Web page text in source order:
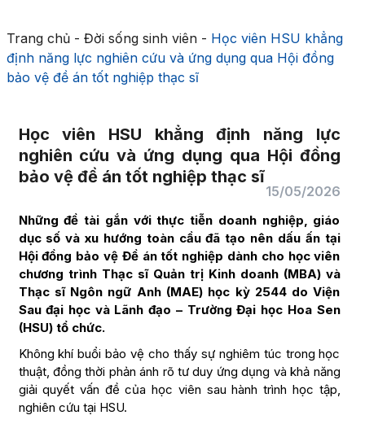
Trang chủ- Đời sống sinh viên- Học viên HSU khẳng
định năng lực nghiên cứu và ứng dụng qua Hội đồng
bảo vệ đề án tốt nghiệp thạc sĩ
Học viên HSU khẳng định năng lực
nghiên cứu và ứng dụng qua Hội đồng
bảo vệ đề án tốt nghiệp thạc sĩ
15/05/2026
Những đề tài gắn với thực tiễn doanh nghiệp, giáo
dục số và xu hướng toàn cầu đã tạo nên dấu ấn tại
Hội đồng bảo vệ Đề án tốt nghiệp dành cho học viên
chương trình Thạc sĩ Quản trị Kinh doanh (MBA) và
Thạc sĩ Ngôn ngữ Anh (MAE) học kỳ 2544 do Viện
Sau đại học và Lãnh đạo – Trường Đại học Hoa Sen
(HSU) tổ chức.
Không khí buổi bảo vệ cho thấy sự nghiêm túc trong học
thuật, đồng thời phản ánh rõ tư duy ứng dụng và khả năng
giải quyết vấn đề của học viên sau hành trình học tập,
nghiên cứu tại HSU.